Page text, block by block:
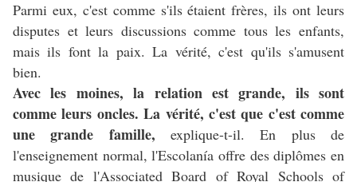
Parmi eux, c'est comme s'ils étaient frères, ils ont leurs
disputes et leurs discussions comme tous les enfants,
mais ils font la paix. La vérité, c'est qu'ils s'amusent
bien.
Avec les moines, la relation est grande, ils sont
comme leurs oncles. La vérité, c'est que c'est comme
une grande famille, explique-t-il. En plus de
l'enseignement normal, l'Escolanía offre des diplômes en
musique de l'Associated Board of Royal Schools of